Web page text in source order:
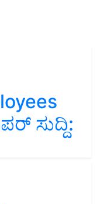
ಸುದ್ದಿ: